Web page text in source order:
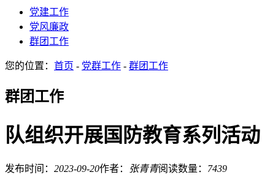
党建工作
党风廉政
群团工作
您的位置： 首页 - 党群工作 - 群团工作
群团工作
队组织开展国防教育系列活动
发布时间： 2023-09-20作者： 张青青阅读数量： 7439